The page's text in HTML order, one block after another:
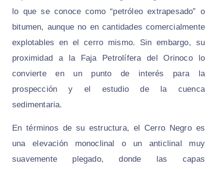
lo que se conoce como “petróleo extrapesado” o
bitumen, aunque no en cantidades comercialmente
explotables en el cerro mismo. Sin embargo, su
proximidad a la Faja Petrolífera del Orinoco lo
convierte en un punto de interés para la
prospección y el estudio de la cuenca
sedimentaria.
En términos de su estructura, el Cerro Negro es
una elevación monoclinal o un anticlinal muy
suavemente plegado, donde las capas